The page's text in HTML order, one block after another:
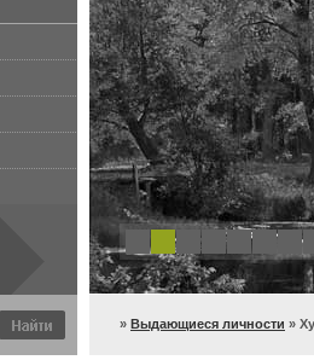
» Выдающиеся личности »